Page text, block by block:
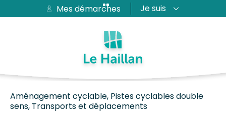
Aide et accessibilité
Passer au menu
Passer au contenuMes démarches Je suis
Aménagement cyclable, Pistes cyclables double
sens, Transports et déplacements